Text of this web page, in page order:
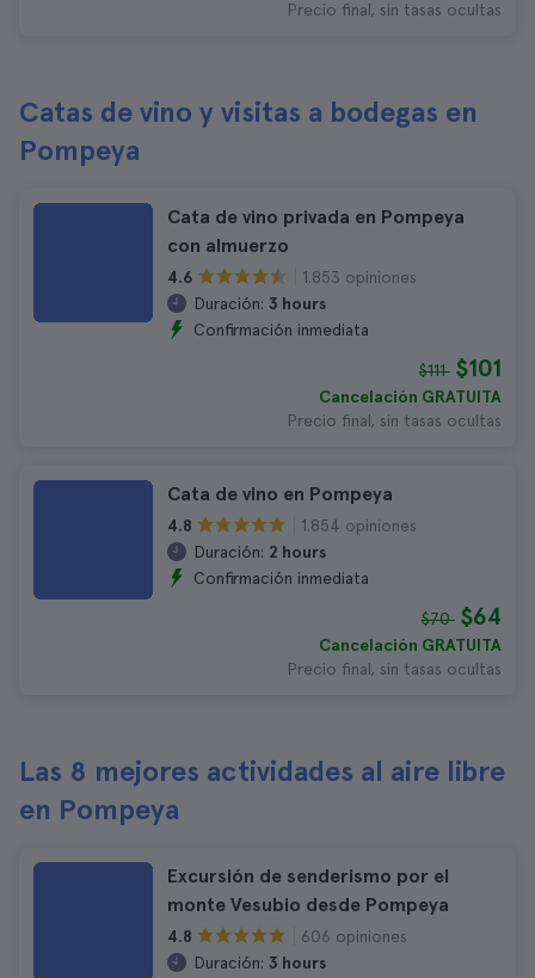
Precio final, sin tasas ocultas
Catas de vino y visitas a bodegas en
Pompeya
Cata de vino privada en Pompeya
con almuerzo
4.6
1.853 opiniones
Duración: 3 hours
Confirmación inmediata
$111 $101
Cancelación GRATUITA
Precio final, sin tasas ocultas
Cata de vino en Pompeya
4.8
1.854 opiniones
Duración: 2 hours
Confirmación inmediata
$70 $64
Cancelación GRATUITA
Precio final, sin tasas ocultas
Las 8 mejores actividades al aire libre
en Pompeya
Excursión de senderismo por el
monte Vesubio desde Pompeya
4.8
606 opiniones
Duración: 3 hours